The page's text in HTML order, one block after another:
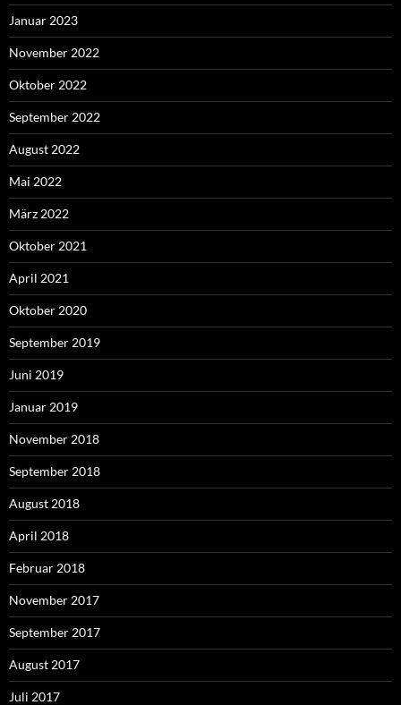
Januar 2023
November 2022
Oktober 2022
September 2022
August 2022
Mai 2022
März 2022
Oktober 2021
April 2021
Oktober 2020
September 2019
Juni 2019
Januar 2019
November 2018
September 2018
August 2018
April 2018
Februar 2018
November 2017
September 2017
August 2017
Juli 2017